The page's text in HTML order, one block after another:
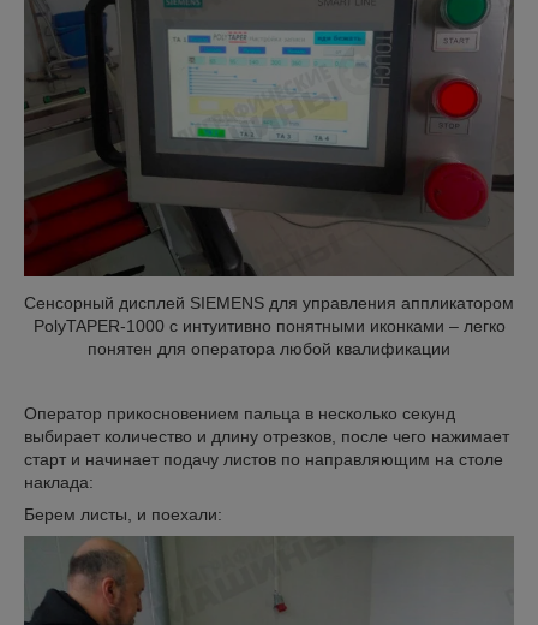
Сенсорный дисплей SIEMENS для управления аппликатором
PolyTAPER-1000 с интуитивно понятными иконками – легко
понятен для оператора любой квалификации
Оператор прикосновением пальца в несколько секунд
выбирает количество и длину отрезков, после чего нажимает
старт и начинает подачу листов по направляющим на столе
наклада:
Берем листы, и поехали: